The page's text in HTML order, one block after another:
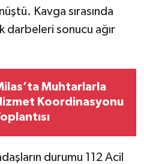
Kavga sırasında
darbeleri sonucu ağır
Muhtarlarla
Koordinasyonu
durumu 112 Acil